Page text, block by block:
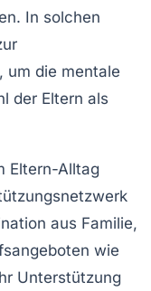
In solchen
um die mentale
der Eltern als
Eltern-Alltag
aus Familie,
wie
Unterstützung